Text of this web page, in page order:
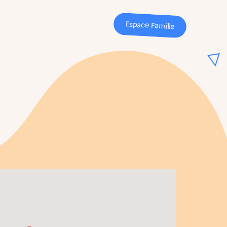
Espace Famille